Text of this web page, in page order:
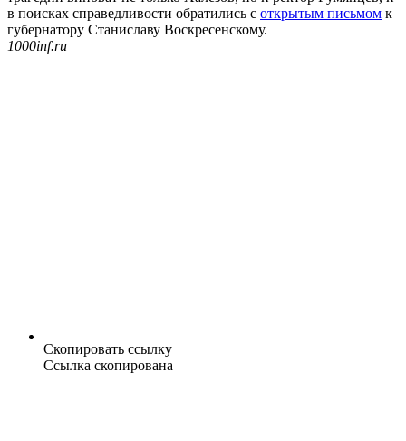
в поисках справедливости обратились с открытым письмом к
губернатору Станиславу Воскресенскому.
1000inf.ru
Скопировать ссылку
Ссылка скопирована